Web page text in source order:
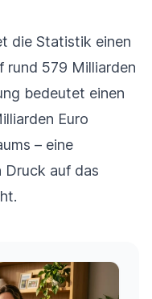
die Statistik einen
rund 579 Milliarden
bedeutet einen
Euro
– eine
Druck auf das